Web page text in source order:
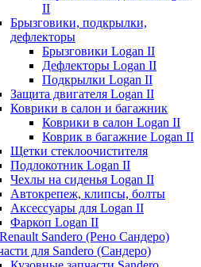
II
Брызговики, подкрылки,
дефлекторы
Брызговики Logan II
Дефлекторы Logan II
Подкрылки Logan II
Защита двигателя Logan II
Коврики в салон и багажник
Коврики в салон Logan II
Коврик в багажние Logan II
Щетки стеклоочистителя
Подлокотник Logan II
Чехлы на сиденья Logan II
Автокрепеж, клипсы, болты
Аксессуары для Logan II
Фаркоп Logan II
Sandero (Рено Сандеро)
для Sandero (Сандеро)